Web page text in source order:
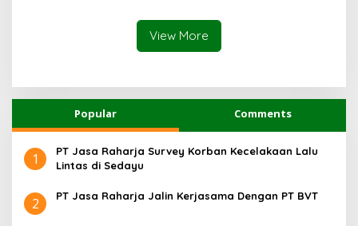
Awards 2026
View More
Popular Comments
1
PT Jasa Raharja Survey Korban Kecelakaan Lalu
Lintas di Sedayu
2 PT Jasa Raharja Jalin Kerjasama Dengan PT BVT